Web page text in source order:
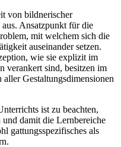
von bildnerischer
Ansatzpunkt für die
mit welchem sich die
auseinander setzen.
wie sie explizit im
verankert sind, besitzen im
Gestaltungsdimensionen
ist zu beachten,
und damit die Lernbereiche
gattungsspezifisches als